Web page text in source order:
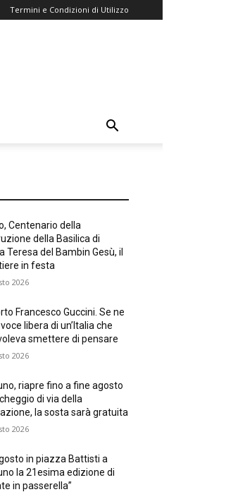
Termini e Condizioni di Utilizzo
Centenario della
della Basilica di
Teresa del Bambin Gesù, il
in festa
2026
Francesco Guccini. Se ne
libera di un’Italia che
smettere di pensare
2026
riapre fino a fine agosto
di via della
la sosta sarà gratuita
2026
in piazza Battisti a
la 21esima edizione di
in passerella”